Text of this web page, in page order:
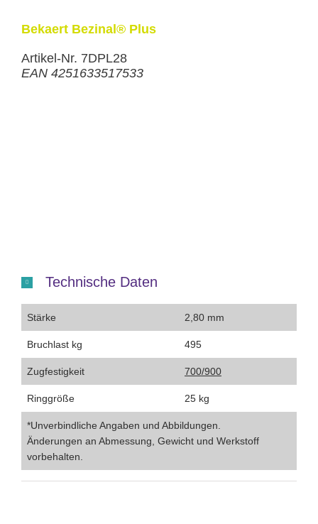
Bekaert Bezinal® Plus
Artikel-Nr. 7DPL28
EAN 4251633517533
Technische Daten
Stärke 2,80 mm
Bruchlast kg 495
Zugfestigkeit 700/900
Ringgröße 25 kg
*Unverbindliche Angaben und Abbildungen.
Änderungen an Abmessung, Gewicht und Werkstoff
vorbehalten.